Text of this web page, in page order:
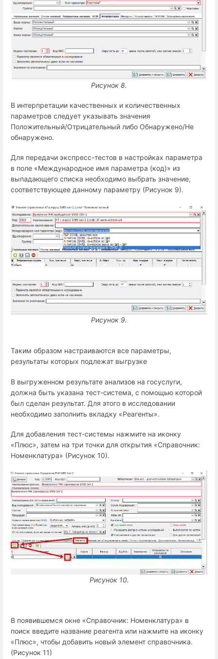
Рисунок 8.
В интерпретации качественных и количественных
параметров следует указывать значения
Положительный/Отрицательный либо Обнаружено/Не
обнаружено.
Для передачи экспресс-тестов в настройках параметра
в поле «Международное имя параметра (код)» из
выпадающего списка необходимо выбрать значение,
соответствующее данному параметру (Рисунок 9).
Рисунок 9.
Таким образом настраиваются все параметры,
результаты которых подлежат выгрузке
В выгруженном результате анализов на госуслуги,
должна быть указана тест-система, с помощью которой
был сделан результат. Для этого в исследовании
необходимо заполнить вкладку «Реагенты».
Для добавления тест-системы нажмите на иконку
«Плюс», затем на три точки для открытия «Справочник:
Номенклатура» (Рисунок 10).
Рисунок 10.
В появившемся окне «Справочник: Номенклатура» в
поиск введите название реагента или нажмите на иконку
«Плюс», чтобы добавить новый элемент справочника.
(Рисунок 11)